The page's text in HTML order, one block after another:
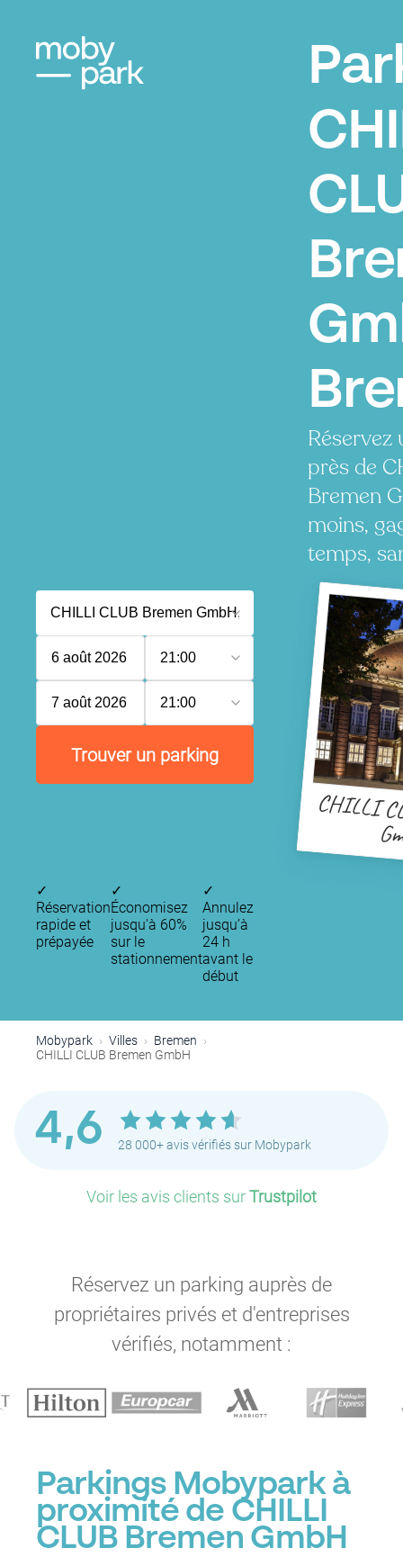
Réservez
près de
Bremen
moins,
temps,
6 août 2026 21:00
7 août 2026 21:00
Trouver un parking
CHILLI
✓
Réservation
rapide et
prépayée
✓
Économisez
jusqu'à 60%
sur le
stationnement
✓
Annulez
jusqu’à
24 h
avant le
début
Mobypark Villes
Bremen
CHILLI CLUB Bremen GmbH
4,6 28 000+ avis vérifiés sur Mobypark
Voir les avis clients surTrustpilot
Réservez un parking auprès de
propriétaires privés et d'entreprises
vérifiés, notamment :
Parkings Mobypark à
proximité de CHILLI
CLUB Bremen GmbH